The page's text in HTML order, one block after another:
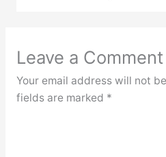
Leave a Comment
Your email address will not
fields are marked *